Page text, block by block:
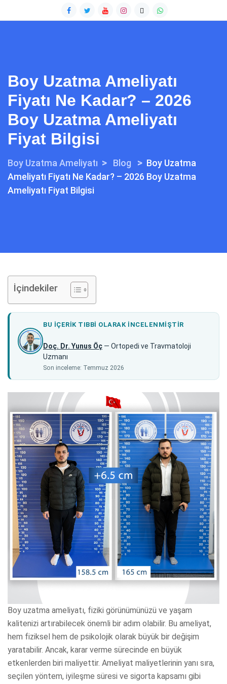
Boy Uzatma Ameliyatı
Fiyatı Ne Kadar? – 2026
Boy Uzatma Ameliyatı
Fiyat Bilgisi
Boy Uzatma Ameliyatı > Blog > Boy Uzatma
Ameliyatı Fiyatı Ne Kadar? – 2026 Boy Uzatma
Ameliyatı Fiyat Bilgisi
İçindekiler
BU IÇERIK TIBBI OLARAK INCELENMIŞTIR
Doç. Dr. Yunus Öç — Ortopedi ve Travmatoloji
Uzmanı
Son inceleme: Temmuz 2026
Boy uzatma ameliyatı, fiziki görünümünüzü ve yaşam
kalitenizi artırabilecek önemli bir adım olabilir. Bu ameliyat,
hem fiziksel hem de psikolojik olarak büyük bir değişim
yaratabilir. Ancak, karar verme sürecinde en büyük
etkenlerden biri maliyettir. Ameliyat maliyetlerinin yanı sıra,
seçilen yöntem, iyileşme süresi ve sigorta kapsamı gibi